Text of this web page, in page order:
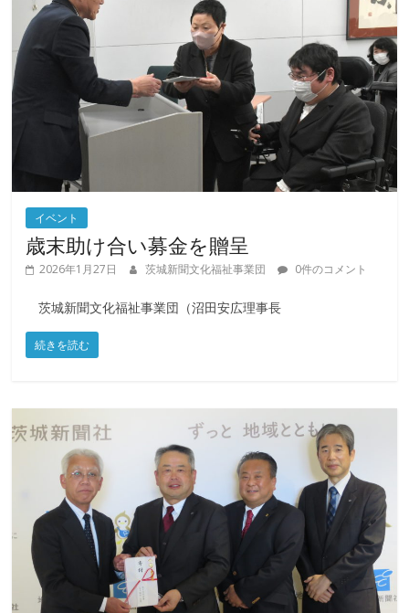
イベント
歳末助け合い募金を贈呈
2026年1月27日 茨城新聞文化福祉事業団 0件のコメント
茨城新聞文化福祉事業団（沼田安広理事長
続きを読む